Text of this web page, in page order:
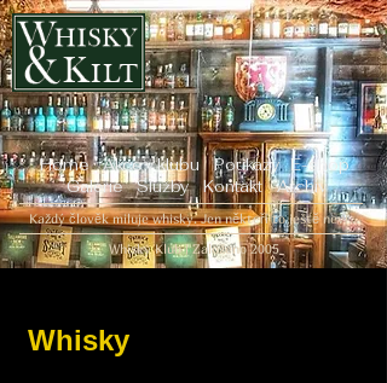
Home Akce v klubuPoukazyE-shop
Galerie
Služby Kontakt Archiv
Každý člověk miluje whisky. Jen někteří to ještě neví...
Whisky Klub | Založeno 2005
Whisky